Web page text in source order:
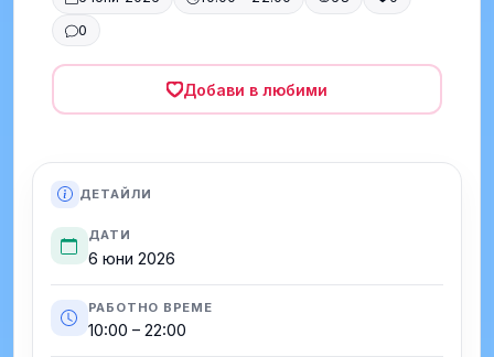
0
Добави в любими
ДЕТАЙЛИ
ДАТИ
6 юни 2026
РАБОТНО ВРЕМЕ
10:00 – 22:00